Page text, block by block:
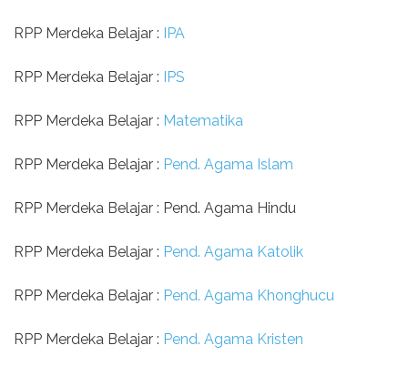
RPP Merdeka Belajar : IPA
RPP Merdeka Belajar : IPS
RPP Merdeka Belajar : Matematika
RPP Merdeka Belajar : Pend. Agama Islam
RPP Merdeka Belajar : Pend. Agama Hindu
RPP Merdeka Belajar : Pend. Agama Katolik
RPP Merdeka Belajar : Pend. Agama Khonghucu
RPP Merdeka Belajar : Pend. Agama Kristen